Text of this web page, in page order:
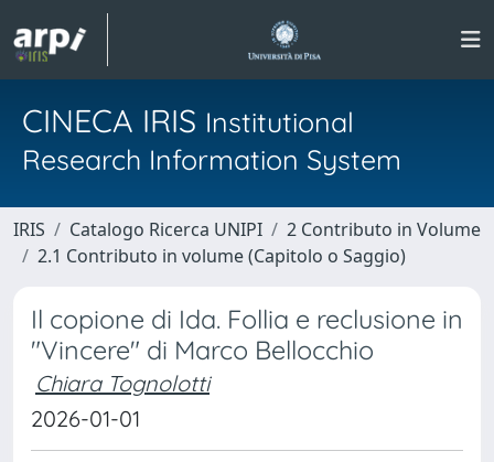
CINECA IRIS Institutional
Research Information System
IRIS Catalogo Ricerca UNIPI
2 Contributo in Volume
2.1 Contributo in volume (Capitolo o Saggio)
Il copione di Ida. Follia e reclusione in
"Vincere" di Marco Bellocchio
Chiara Tognolotti
2026-01-01